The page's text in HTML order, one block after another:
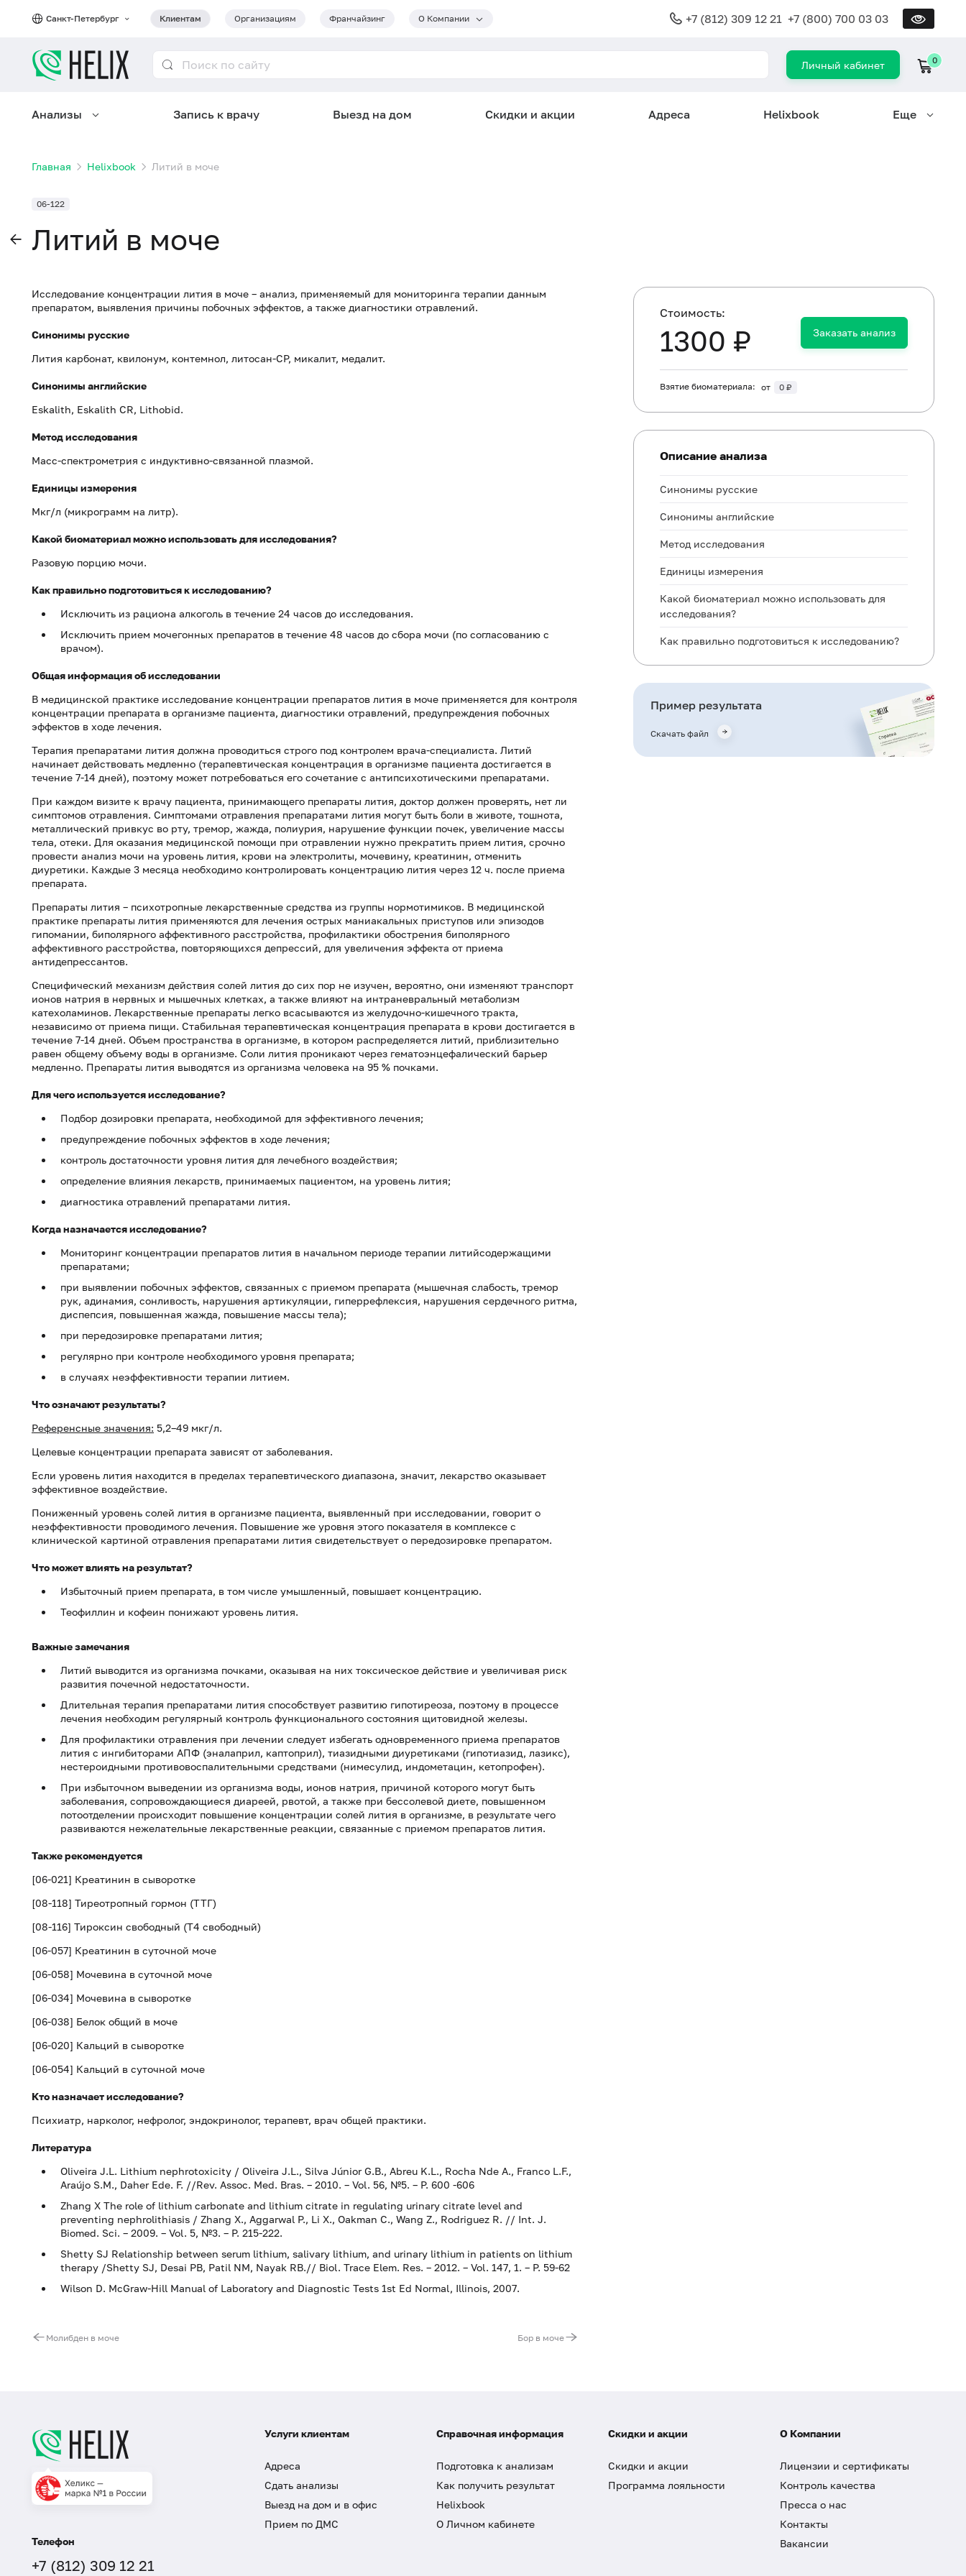
Санкт-Петербург Клиентам Организациям Франчайзинг О Компании +7 (812) 309 12 21 +7 (800) 700 03 03
Личный кабинет 0
Анализы Запись к врачу Выезд на дом Скидки и акции Адреса Helixbook Еще
Главная Helixbook Литий в моче
06-122
Литий в моче
Исследование концентрации лития в моче – анализ, применяемый для мониторинга терапии данным
препаратом, выявления причины побочных эффектов, а также диагностики отравлений.
Синонимы русские
Лития карбонат, квилонум, контемнол, литосан-СР, микалит, медалит.
Синонимы английские
Eskalith, Eskalith CR, Lithobid.
Метод исследования
Масс-спектрометрия с индуктивно-связанной плазмой.
Единицы измерения
Мкг/л (микрограмм на литр).
Какой биоматериал можно использовать для исследования?
Разовую порцию мочи.
Как правильно подготовиться к исследованию?
Исключить из рациона алкоголь в течение 24 часов до исследования.
Исключить прием мочегонных препаратов в течение 48 часов до сбора мочи (по согласованию с
врачом).
Общая информация об исследовании
В медицинской практике исследование концентрации препаратов лития в моче применяется для контроля
концентрации препарата в организме пациента, диагностики отравлений, предупреждения побочных
эффектов в ходе лечения.
Терапия препаратами лития должна проводиться строго под контролем врача-специалиста. Литий
начинает действовать медленно (терапевтическая концентрация в организме пациента достигается в
течение 7-14 дней), поэтому может потребоваться его сочетание с антипсихотическими препаратами.
При каждом визите к врачу пациента, принимающего препараты лития, доктор должен проверять, нет ли
симптомов отравления. Симптомами отравления препаратами лития могут быть боли в животе, тошнота,
металлический привкус во рту, тремор, жажда, полиурия, нарушение функции почек, увеличение массы
тела, отеки. Для оказания медицинской помощи при отравлении нужно прекратить прием лития, срочно
провести анализ мочи на уровень лития, крови на электролиты, мочевину, креатинин, отменить
диуретики. Каждые 3 месяца необходимо контролировать концентрацию лития через 12 ч. после приема
препарата.
Препараты лития – психотропные лекарственные средства из группы нормотимиков. В медицинской
практике препараты лития применяются для лечения острых маниакальных приступов или эпизодов
гипомании, биполярного аффективного расстройства, профилактики обострения биполярного
аффективного расстройства, повторяющихся депрессий, для увеличения эффекта от приема
антидепрессантов.
Специфический механизм действия солей лития до сих пор не изучен, вероятно, они изменяют транспорт
ионов натрия в нервных и мышечных клетках, а также влияют на интраневральный метаболизм
катехоламинов. Лекарственные препараты легко всасываются из желудочно-кишечного тракта,
независимо от приема пищи. Стабильная терапевтическая концентрация препарата в крови достигается в
течение 7-14 дней. Объем пространства в организме, в котором распределяется литий, приблизительно
равен общему объему воды в организме. Соли лития проникают через гематоэнцефалический барьер
медленно. Препараты лития выводятся из организма человека на 95 % почками.
Для чего используется исследование?
Подбор дозировки препарата, необходимой для эффективного лечения;
предупреждение побочных эффектов в ходе лечения;
контроль достаточности уровня лития для лечебного воздействия;
определение влияния лекарств, принимаемых пациентом, на уровень лития;
диагностика отравлений препаратами лития.
Когда назначается исследование?
Мониторинг концентрации препаратов лития в начальном периоде терапии литийсодержащими
препаратами;
при выявлении побочных эффектов, связанных с приемом препарата (мышечная слабость, тремор
рук, адинамия, сонливость, нарушения артикуляции, гиперрефлексия, нарушения сердечного ритма,
диспепсия, повышенная жажда, повышение массы тела);
при передозировке препаратами лития;
регулярно при контроле необходимого уровня препарата;
в случаях неэффективности терапии литием.
Что означают результаты?
Референсные значения: 5,2–49 мкг/л.
Целевые концентрации препарата зависят от заболевания.
Если уровень лития находится в пределах терапевтического диапазона, значит, лекарство оказывает
эффективное воздействие.
Пониженный уровень солей лития в организме пациента, выявленный при исследовании, говорит о
неэффективности проводимого лечения. Повышение же уровня этого показателя в комплексе с
клинической картиной отравления препаратами лития свидетельствует о передозировке препаратом.
Что может влиять на результат?
Избыточный прием препарата, в том числе умышленный, повышает концентрацию.
Теофиллин и кофеин понижают уровень лития.
Важные замечания
Литий выводится из организма почками, оказывая на них токсическое действие и увеличивая риск
развития почечной недостаточности.
Длительная терапия препаратами лития способствует развитию гипотиреоза, поэтому в процессе
лечения необходим регулярный контроль функционального состояния щитовидной железы.
Для профилактики отравления при лечении следует избегать одновременного приема препаратов
лития с ингибиторами АПФ (эналаприл, каптоприл), тиазидными диуретиками (гипотиазид, лазикс),
нестероидными противовоспалительными средствами (нимесулид, индометацин, кетопрофен).
При избыточном выведении из организма воды, ионов натрия, причиной которого могут быть
заболевания, сопровождающиеся диареей, рвотой, а также при бессолевой диете, повышенном
потоотделении происходит повышение концентрации солей лития в организме, в результате чего
развиваются нежелательные лекарственные реакции, связанные с приемом препаратов лития.
Также рекомендуется
[06-021] Креатинин в сыворотке
[08-118] Тиреотропный гормон (ТТГ)
[08-116] Тироксин свободный (Т4 свободный)
[06-057] Креатинин в суточной моче
[06-058] Мочевина в суточной моче
[06-034] Мочевина в сыворотке
[06-038] Белок общий в моче
[06-020] Кальций в сыворотке
[06-054] Кальций в суточной моче
Кто назначает исследование?
Психиатр, нарколог, нефролог, эндокринолог, терапевт, врач общей практики.
Литература
Oliveira J.L. Lithium nephrotoxicity / Oliveira J.L., Silva Júnior G.B., Abreu K.L., Rocha Nde A., Franco L.F.,
Araújo S.M., Daher Ede. F. //Rev. Assoc. Med. Bras. – 2010. – Vol. 56, №5. – P. 600 -606
Zhang X The role of lithium carbonate and lithium citrate in regulating urinary citrate level and
preventing nephrolithiasis / Zhang X., Aggarwal P., Li X., Oakman C., Wang Z., Rodriguez R. // Int. J.
Biomed. Sci. – 2009. – Vol. 5, №3. – Р. 215-222.
Shetty SJ Relationship between serum lithium, salivary lithium, and urinary lithium in patients on lithium
therapy /Shetty SJ, Desai PB, Patil NM, Nayak RB.// Biol. Trace Elem. Res. – 2012. – Vol. 147, 1. – P. 59-62
Wilson D. McGraw-Hill Manual of Laboratory and Diagnostic Tests 1st Ed Normal, Illinois, 2007.
Молибден в моче Бор в моче
Cтоимость:
1300 ₽ Заказать анализ
Взятие биоматериала: от 0 ₽
Описание анализа
Синонимы русские
Синонимы английские
Метод исследования
Единицы измерения
Какой биоматериал можно использовать для
исследования?
Как правильно подготовиться к исследованию?
Общая информация об исследовании
Пример результата
Скачать файл
Телефон
+7 (812) 309 12 21
Услуги клиентам
Адреса
Сдать анализы
Выезд на дом и в офис
Прием по ДМС
Справочная информация
Подготовка к анализам
Как получить результат
Helixbook
О Личном кабинете
Скидки и акции
Скидки и акции
Программа лояльности
О Компании
Лицензии и сертификаты
Контроль качества
Пресса о нас
Контакты
Вакансии